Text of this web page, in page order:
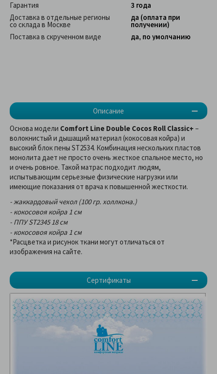
Описание
Сертификаты
Гарантия
3 года
Доставка в отдельные регионы
со склада в Москве
да (оплата при
получении)
Поставка в скрученном виде
да, по умолчанию
Основа модели Comfort Line Double Cocos Roll Classic+ –
волокнистый и дышащий материал (кокосовая койра) и
высокий блок пены ST2534. Комбинация нескольких пластов
монолита дает не просто очень жесткое спальное место, но
и очень ровное. Такой матрас подходит людям,
испытывающим серьезные физические нагрузки или
имеющие показания от врача к повышенной жесткости.
- жаккардовый чехол (100 гр. холлкона.)
- кокосовоя койра 1 см
- ППУ ST2345 18 см
- кокосовоя койра 1 см
*Расцветка и рисунок ткани могут отличаться от
изображения на сайте.